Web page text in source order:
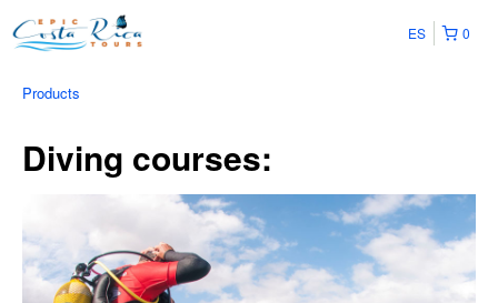
0
ES
Products
Diving courses: